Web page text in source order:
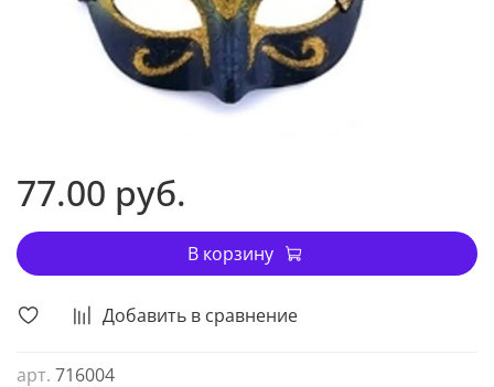
Добавить в сравнение
арт. 716004
77.00 руб.
В корзину